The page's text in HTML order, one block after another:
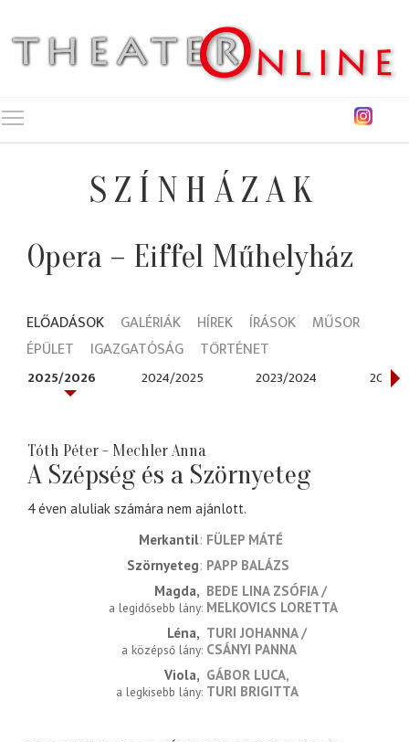
SZÍNHÁZAK
Opera – Eiffel Műhelyház
ELŐADÁSOK GALÉRIÁK HÍREK ÍRÁSOK
MŰSOR
ÉPÜLET
IGAZGATÓSÁG TÖRTÉNET
2025/2026 2024/2025 2023/2024 2021/
Tóth Péter - Mechler Anna
A Szépség és a Szörnyeteg
4 éven aluliak számára nem ajánlott.
Merkantil FÜLEP MÁTÉ
Szörnyeteg PAPP BALÁZS
Magda
a legidősebb lány
BEDE LINA ZSÓFIA
MELKOVICS LORETTA
Léna
a középső lány
TURI JOHANNA
CSÁNYI PANNA
Viola
a legkisebb lány
GÁBOR LUCA
TURI BRIGITTA